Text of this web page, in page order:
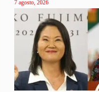
7 agosto, 2026